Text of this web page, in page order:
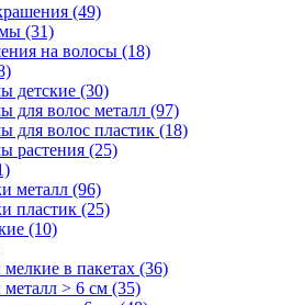
(49)
(31)
на волосы (18)
детские (30)
для волос металл (97)
для волос пластик (18)
растения (25)
металл (96)
пластик (25)
(10)
в пакетах (36)
> 6 см (35)